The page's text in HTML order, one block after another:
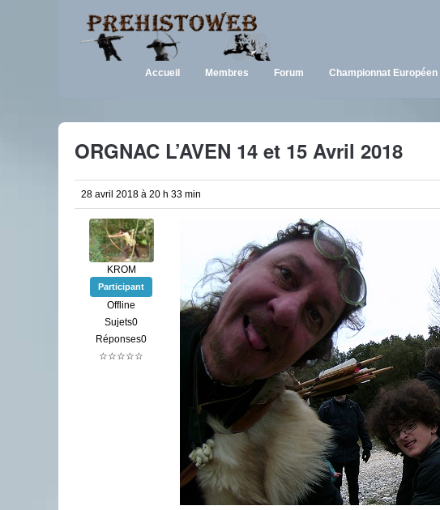
Accueil Membres Forum Championnat Européen
ORGNAC L’AVEN 14 et 15 Avril 2018
28 avril 2018 à 20 h 33 min
KROM
Participant
Offline
Sujets0
Réponses0
☆☆☆☆☆